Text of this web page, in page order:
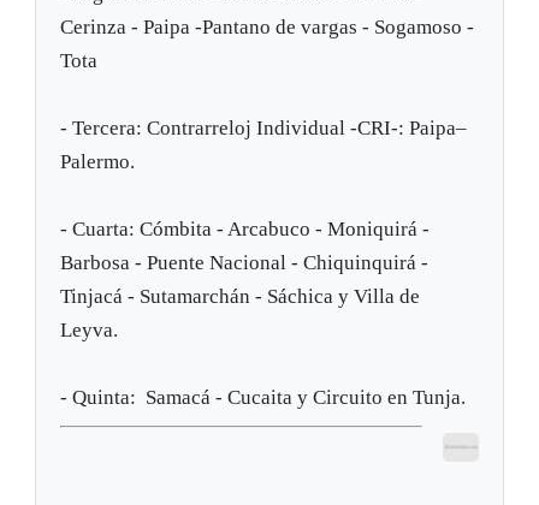
Cerinza - Paipa -Pantano de vargas - Sogamoso -
Tota
- Tercera: Contrarreloj Individual -CRI-: Paipa–
Palermo.
- Cuarta: Cómbita - Arcabuco - Moniquirá -
Barbosa - Puente Nacional - Chiquinquirá -
Tinjacá - Sutamarchán - Sáchica y Villa de
Leyva.
- Quinta: Samacá - Cucaita y Circuito en Tunja.